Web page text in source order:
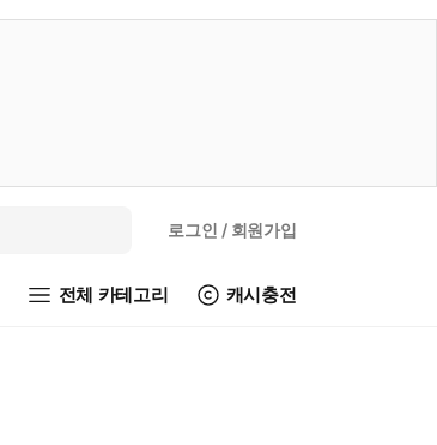
로그인 / 회원가입
전체 카테고리 캐시충전